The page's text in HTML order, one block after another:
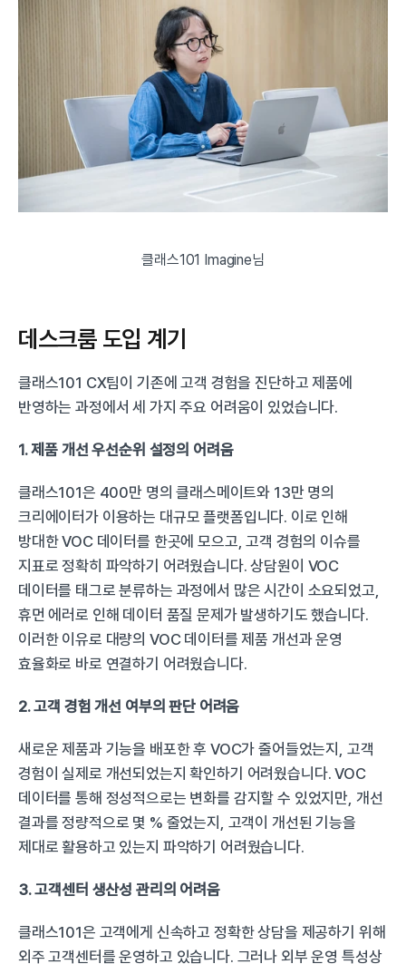
클래스101 Imagine님
데스크룸 도입 계기
클래스101 CX팀이 기존에 고객 경험을 진단하고 제품에
반영하는 과정에서 세 가지 주요 어려움이 있었습니다.
1. 제품 개선 우선순위 설정의 어려움
클래스101은 400만 명의 클래스메이트와 13만 명의
크리에이터가 이용하는 대규모 플랫폼입니다. 이로 인해
방대한 VOC 데이터를 한곳에 모으고, 고객 경험의 이슈를
지표로 정확히 파악하기 어려웠습니다. 상담원이 VOC
데이터를 태그로 분류하는 과정에서 많은 시간이 소요되었고,
휴먼 에러로 인해 데이터 품질 문제가 발생하기도 했습니다.
이러한 이유로 대량의 VOC 데이터를 제품 개선과 운영
효율화로 바로 연결하기 어려웠습니다.
2. 고객 경험 개선 여부의 판단 어려움
새로운 제품과 기능을 배포한 후 VOC가 줄어들었는지, 고객
경험이 실제로 개선되었는지 확인하기 어려웠습니다. VOC
데이터를 통해 정성적으로는 변화를 감지할 수 있었지만, 개선
결과를 정량적으로 몇 % 줄었는지, 고객이 개선된 기능을
제대로 활용하고 있는지 파악하기 어려웠습니다.
3. 고객센터 생산성 관리의 어려움
클래스101은 고객에게 신속하고 정확한 상담을 제공하기 위해
외주 고객센터를 운영하고 있습니다. 그러나 외부 운영 특성상